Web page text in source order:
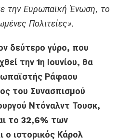
την Ευρωπαϊκή Ένωση, το
Πολιτείες».
δεύτερο γύρο, που
την 1η Ιουνίου, θα
Ράφαου
του Συνασπισμού
Ντόναλντ Τουσκ,
το 32,6% των
ιστορικός Κάρολ